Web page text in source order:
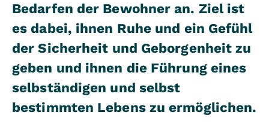
Bedarfen der Bewohner an. Ziel ist
es dabei, ihnen Ruhe und ein Gefühl
der Sicherheit und Geborgenheit zu
geben und ihnen die Führung eines
selbständigen und selbst
bestimmten Lebens zu ermöglichen.